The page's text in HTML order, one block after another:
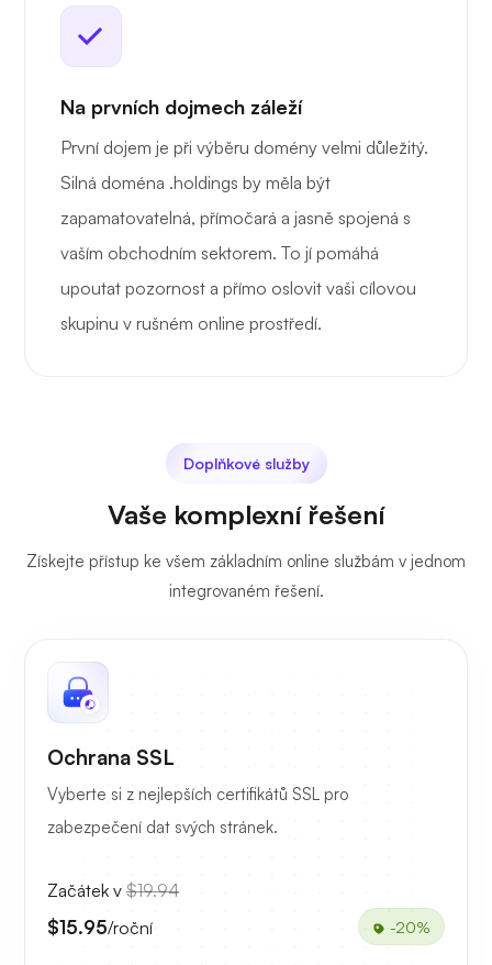
Na prvních dojmech záleží
První dojem je při výběru domény velmi důležitý.
Silná doména .holdings by měla být
zapamatovatelná, přímočará a jasně spojená s
vaším obchodním sektorem. To jí pomáhá
upoutat pozornost a přímo oslovit vaši cílovou
skupinu v rušném online prostředí.
Doplňkové služby
Vaše komplexní řešení
Získejte přístup ke všem základním online službám v jednom
integrovaném řešení.
Ochrana SSL
Vyberte si z nejlepších certifikátů SSL pro
zabezpečení dat svých stránek.
Začátek v $19.94
$15.95/roční -20%